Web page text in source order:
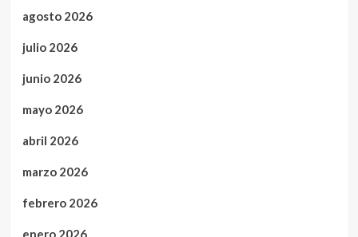
agosto 2026
julio 2026
junio 2026
mayo 2026
abril 2026
marzo 2026
febrero 2026
enero 2026